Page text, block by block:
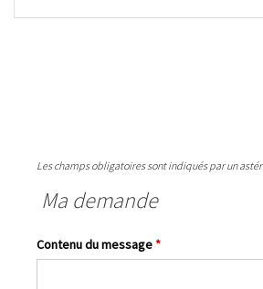
Les champs obligatoires sont indiqués par un
Ma demande
Contenu du message*